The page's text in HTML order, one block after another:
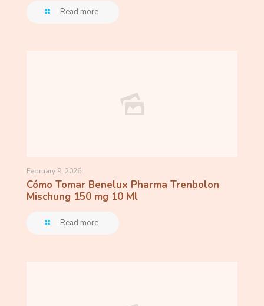
Read more
February 9, 2026
Cómo Tomar Benelux Pharma Trenbolon
Mischung 150 mg 10 Ml
Read more